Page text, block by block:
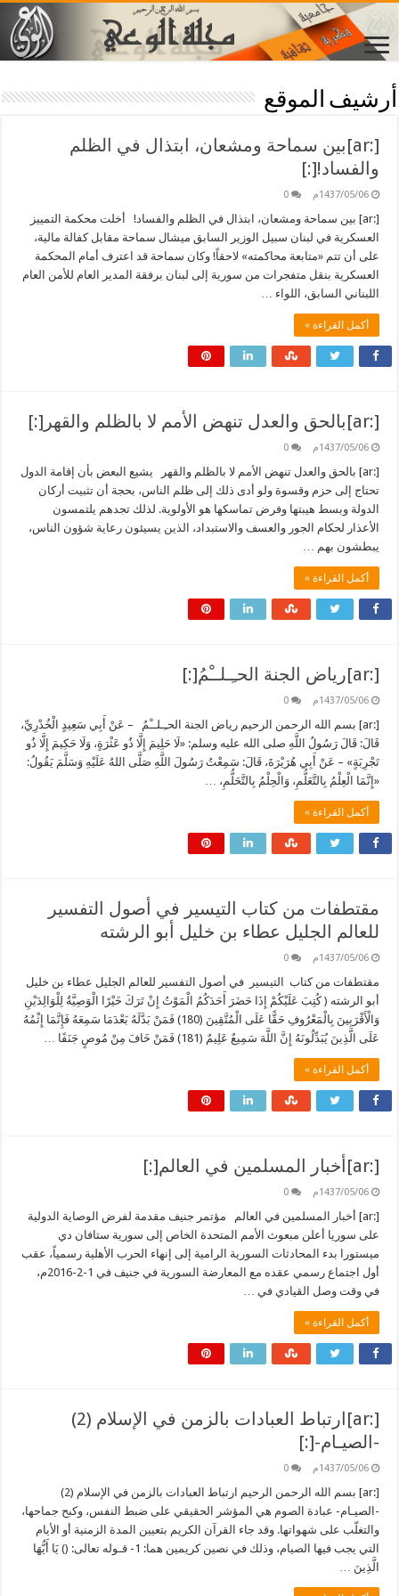
أرشيف الموقع
[:ar]بين سماحة ومشعان، ابتذال في الظلم
والفساد![:]
1437/05/06م 0
[:ar] بين سماحة ومشعان، ابتذال في الظلم والفساد! أخلت محكمة التمييز
العسكرية في لبنان سبيل الوزير السابق ميشال سماحة مقابل كفالة مالية،
على أن تتم «متابعة محاكمته» لاحقاً! وكان سماحة قد اعترف أمام المحكمة
العسكرية بنقل متفجرات من سورية إلى لبنان برفقة المدير العام للأمن العام
اللبناني السابق، اللواء …
أكمل القراءة »
[:ar]بالحق والعدل تنهض الأمم لا بالظلم والقهر[:]
1437/05/06م 0
[:ar] بالحق والعدل تنهض الأمم لا بالظلم والقهر يشيع البعض بأن إقامة الدول
تحتاج إلى حزم وقسوة ولو أدى ذلك إلى ظلم الناس، بحجة أن تثبيت أركان
الدولة وبسط هيبتها وفرض تماسكها هو الأولوية. لذلك تجدهم يلتمسون
الأعذار لحكام الجور والعسف والاستبداد، الذين يسيئون رعاية شؤون الناس،
يبطشون بهم …
أكمل القراءة »
[:ar]رياض الجنة الحـِـلــْمُ[:]
1437/05/06م 0
[:ar] بسم الله الرحمن الرحيم رياض الجنة الحـِـلــْمُ – عَنْ أَبِي سَعِيدٍ الْخُدْرِيِّ،
قَالَ: قَالَ رَسُولُ اللَّهِ صلى الله عليه وسلم: «لَا حَلِيمَ إِلَّا ذُو عَثْرَةٍ، وَلَا حَكِيمَ إِلَّا ذُو
تَجْرِبَةٍ» – عَنْ أَبِي هُرَيْرَةَ، قَالَ: سَمِعْتُ رَسُولَ اللَّهِ صَلَّى اللهُ عَلَيْهِ وَسَلَّمَ يَقُولُ:
«إِنَّمَا الْعِلْمُ بِالتَّعَلُّمِ، وَالْحِلْمُ بِالتَّحَلُّمِ، …
أكمل القراءة »
مقتطفات من كتاب التيسير في أصول التفسير
للعالم الجليل عطاء بن خليل أبو الرشته
1437/05/06م 0
مقتطفات من كتاب التيسير في أصول التفسير للعالم الجليل عطاء بن خليل
أبو الرشته ( كُتِبَ عَلَيْكُمْ إِذَا حَضَرَ أَحَدَكُمُ الْمَوْتُ إِنْ تَرَكَ خَيْرًا الْوَصِيَّةُ لِلْوَالِدَيْنِ
وَالْأَقْرَبِينَ بِالْمَعْرُوفِ حَقًّا عَلَى الْمُتَّقِينَ (180) فَمَنْ بَدَّلَهُ بَعْدَمَا سَمِعَهُ فَإِنَّمَا إِثْمُهُ
عَلَى الَّذِينَ يُبَدِّلُونَهُ إِنَّ اللَّهَ سَمِيعٌ عَلِيمٌ (181) فَمَنْ خَافَ مِنْ مُوصٍ جَنَفًا …
أكمل القراءة »
[:ar]أخبار المسلمين في العالم[:]
1437/05/06م 0
[:ar] أخبار المسلمين في العالم مؤتمر جنيف مقدمة لفرض الوصاية الدولية
على سوريا أعلن مبعوث الأمم المتحدة الخاص إلى سورية ستافان دي
ميستورا بدء المحادثات السورية الرامية إلى إنهاء الحرب الأهلية رسمياً، عقب
أول اجتماع رسمي عقده مع المعارضة السورية في جنيف في 1-2-2016م،
في وقت وصل القيادي في …
أكمل القراءة »
[:ar]ارتباط العبادات بالزمن في الإسلام (2)
-الصيـام-[:]
1437/05/06م 0
[:ar] بسم الله الرحمن الرحيم ارتباط العبادات بالزمن في الإسلام (2)
-الصيـام- عبادة الصوم هي المؤشر الحقيقي على ضبط النفس، وكبح جماحها،
والتغلّب على شهواتها. وقد جاء القرآن الكريم بتعيين المدة الزمنية أو الأيام
التي يجب فيها الصيام، وذلك في نصين كريمين هما: 1- قـوله تعالى: () يَا أَيُّهَا
الَّذِينَ …